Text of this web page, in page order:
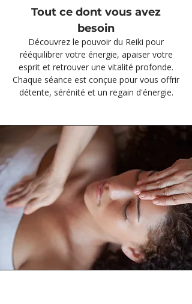
Tout ce dont vous avez
besoin
Découvrez le pouvoir du Reiki pour
rééquilibrer votre énergie, apaiser votre
esprit et retrouver une vitalité profonde.
Chaque séance est conçue pour vous offrir
détente, sérénité et un regain d'énergie.